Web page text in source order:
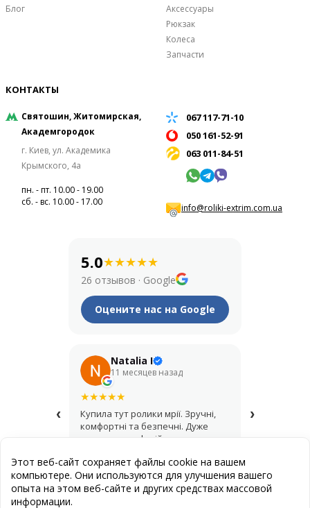
Блог
Аксессуары
Рюкзак
Колеса
Запчасти
КОНТАКТЫ
Святошин, Житомирская,
Академгородок
г. Киев, ул. Академика
Крымского, 4а
пн. - пт. 10.00 - 19.00
сб. - вс. 10.00 - 17.00
067 117-71-10
050 161-52-91
063 011-84-51
info@roliki-extrim.com.ua
5.0★★★★★
26 отзывов · Google
Оцените нас на Google
‹
Natalia I
11 месяцев назад
★★★★★
Купила тут ролики мрії. Зручні,
комфортні та безпечні. Дуже
дякую за професійну
вибором.
›
Этот веб-сайт сохраняет файлы cookie на вашем
компьютере. Они используются для улучшения вашего
опыта на этом веб-сайте и других средствах массовой
информации.